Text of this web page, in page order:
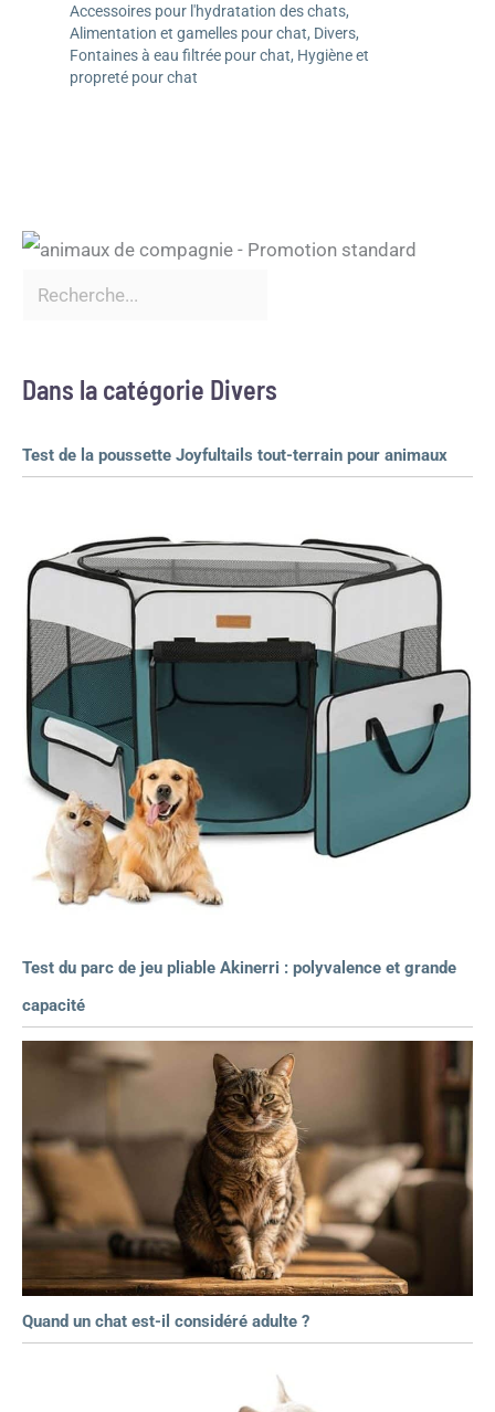
Accessoires pour l'hydratation des chats,
Alimentation et gamelles pour chat, Divers,
Fontaines à eau filtrée pour chat, Hygiène et
propreté pour chat
Dans la catégorie Divers
Test de la poussette Joyfultails tout-terrain pour animaux
Test du parc de jeu pliable Akinerri : polyvalence et grande
capacité
Quand un chat est-il considéré adulte ?